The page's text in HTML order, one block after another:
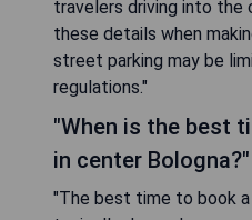
travelers driving into the
these details when
street parking may be
regulations."
"When is the best
in center Bologna?"
"The best time to book